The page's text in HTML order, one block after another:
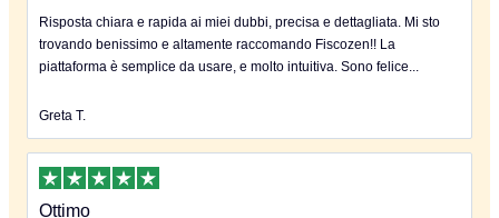
Risposta chiara e rapida ai miei dubbi, precisa e dettagliata. Mi sto
trovando benissimo e altamente raccomando Fiscozen!! La
piattaforma è semplice da usare, e molto intuitiva. Sono felice...
Greta T.
Ottimo